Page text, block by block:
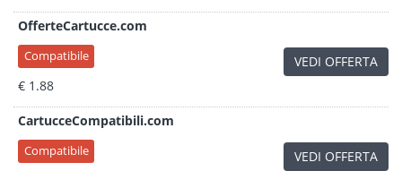
OfferteCartucce.com
Compatibile
€ 1.88
VEDI OFFERTA
CartucceCompatibili.com
Compatibile VEDI OFFERTA